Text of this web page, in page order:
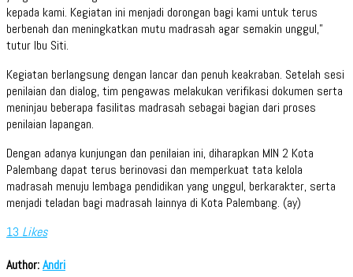
kepada kami. Kegiatan ini menjadi dorongan bagi kami untuk terus
berbenah dan meningkatkan mutu madrasah agar semakin unggul,”
tutur Ibu Siti.
Kegiatan berlangsung dengan lancar dan penuh keakraban. Setelah sesi
penilaian dan dialog, tim pengawas melakukan verifikasi dokumen serta
meninjau beberapa fasilitas madrasah sebagai bagian dari proses
penilaian lapangan.
Dengan adanya kunjungan dan penilaian ini, diharapkan MIN 2 Kota
Palembang dapat terus berinovasi dan memperkuat tata kelola
madrasah menuju lembaga pendidikan yang unggul, berkarakter, serta
menjadi teladan bagi madrasah lainnya di Kota Palembang. (ay)
13 Likes
Author:Andri